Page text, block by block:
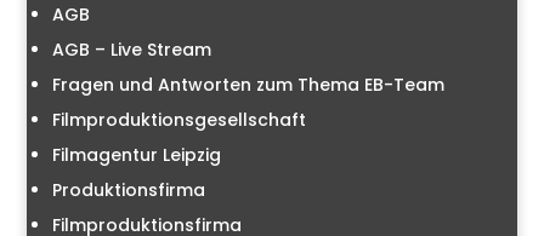
AGB
AGB – Live Stream
Fragen und Antworten zum Thema EB-Team
Filmproduktionsgesellschaft
Filmagentur Leipzig
Produktionsfirma
Filmproduktionsfirma